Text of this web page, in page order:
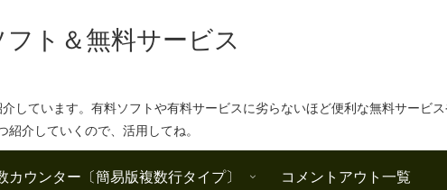
ト＆無料サービス
しています。有料ソフトや有料サービスに劣らないほど便利な無料サービ
紹介していくので、活用してね。
カウンター〔簡易版複数行タイプ〕 コメントアウト一覧